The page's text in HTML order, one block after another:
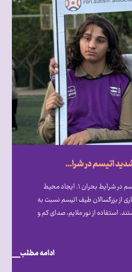
راهنمای حمایت از بزرگسالان طیف شدید اتیسم در شرایط بحران
راهنمای حمایت از بزرگسالان طیف شدید اتیسم در شرایط بحران ۱. ایجاد محیط
بزرگسالان طیف اتیسم نسبت به
استفاده از نور ملایم، صدای کم و
ادامه مطلب